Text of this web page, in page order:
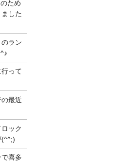
ため
した
ラン
って
の最近
ック
(^^;)
喜多